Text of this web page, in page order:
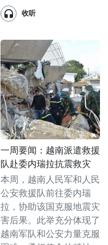
收听
一周要闻：越南派遣救援
队赴委内瑞拉抗震救灾
本周，越南人民军和人民
公安救援队前往委内瑞
拉，协助该国克服地震灾
害后果。此举充分体现了
越南军队和公安力量克服